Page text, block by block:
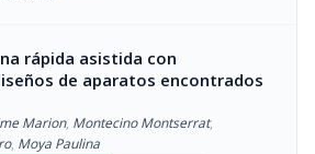
rápida asistida con
de aparatos encontrados
Marion, Montecino Montserrat,
, Moya Paulina